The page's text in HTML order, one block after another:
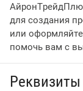
Реквизиты
для создания
или
помочь вам с